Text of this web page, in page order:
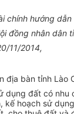
chính hướng
nhân dân
11/2014,
bàn tỉnh Lào
đất có
hoạch sử